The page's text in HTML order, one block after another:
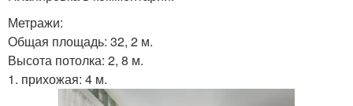
Метражи:
Общая площадь: 32, 2 м.
Высота потолка: 2, 8 м.
1. прихожая: 4 м.